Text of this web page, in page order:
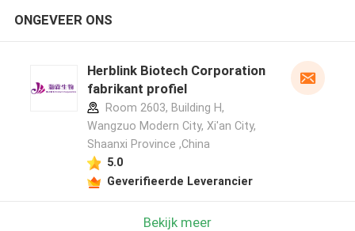
ONGEVEER ONS
Herblink Biotech Corporation
fabrikant profiel
Room 2603, Building H,
Wangzuo Modern City, Xi'an City,
Shaanxi Province ,China
5.0
Geverifieerde Leverancier
Bekijk meer